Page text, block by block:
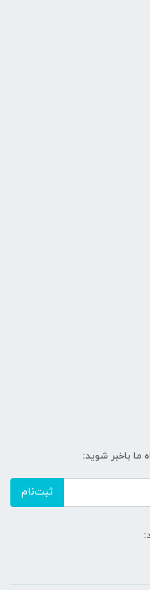
ما باخبر شوید:
ثبت‌نام